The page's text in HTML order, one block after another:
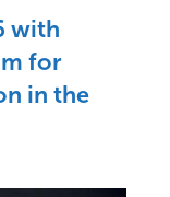
with
for
in the